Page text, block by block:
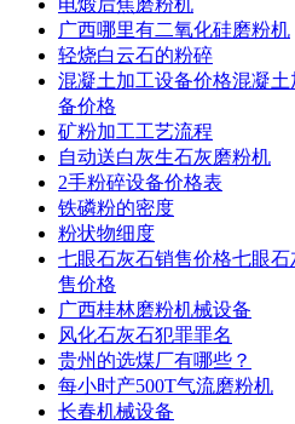
电煅后焦磨粉机
广西哪里有二氧化硅磨粉机
轻烧白云石的粉碎
混凝土加工设备价格混凝
备价格
矿粉加工工艺流程
自动送白灰生石灰磨粉机
2手粉碎设备价格表
铁磷粉的密度
粉状物细度
七眼石灰石销售价格七眼
售价格
广西桂林磨粉机械设备
风化石灰石犯罪罪名
贵州的选煤厂有哪些？
每小时产500T气流磨粉机
长春机械设备